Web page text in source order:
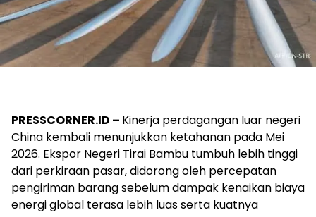
PRESSCORNER.ID – Kinerja perdagangan luar negeri
China kembali menunjukkan ketahanan pada Mei
2026. Ekspor Negeri Tirai Bambu tumbuh lebih tinggi
dari perkiraan pasar, didorong oleh percepatan
pengiriman barang sebelum dampak kenaikan biaya
energi global terasa lebih luas serta kuatnya